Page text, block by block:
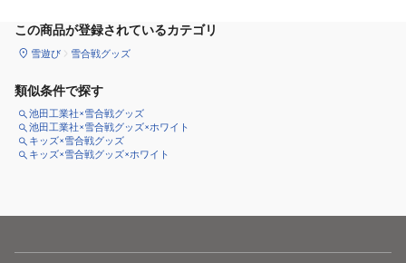
この商品が登録されているカテゴリ
雪遊び 雪合戦グッズ
類似条件で探す
池田工業社×雪合戦グッズ
池田工業社×雪合戦グッズ×ホワイト
キッズ×雪合戦グッズ
キッズ×雪合戦グッズ×ホワイト